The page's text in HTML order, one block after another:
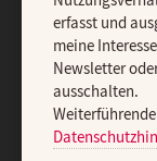
Vertrag
erfasst und
meine
Newsletter
ausschalten.